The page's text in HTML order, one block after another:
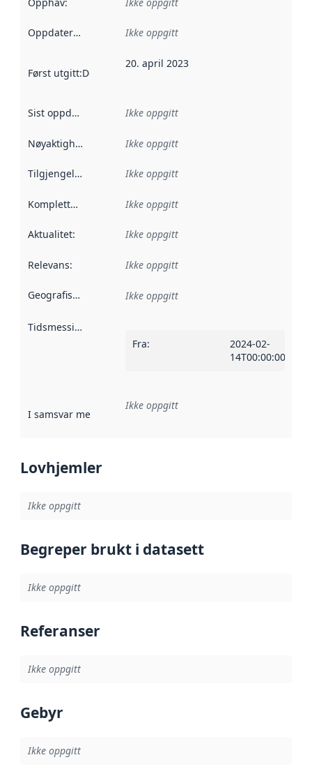
Oppdateringsfrekvens :
Ikke oppgitt
Først utgitt:Denne datoen sier når dataene i dette
20. april 2023
Sist oppdatert Ikke oppgitt
Nøyaktighet Ikke oppgitt
Tilgjengelighet Ikke oppgitt
Kompletthet Ikke oppgitt
Aktualitet: Ikke oppgitt
Relevans: Ikke oppgitt
Geografisk avgrensning :
Ikke oppgitt
Tidsmessig avgrensning
Fra:
2024-02-
14T00:00:00Z
I samsvar med Referanse til en implementasjonsregel
Ikke oppgitt
Lovhjemler
Ikke oppgitt
Begreper brukt i datasett
Ikke oppgitt
Referanser
Ikke oppgitt
Gebyr
Ikke oppgitt